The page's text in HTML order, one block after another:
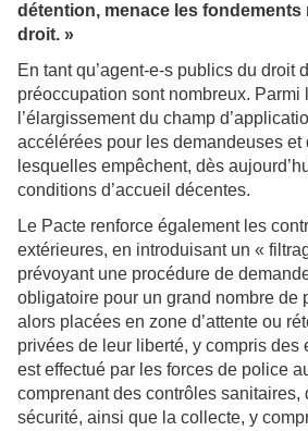
détention, menace les fondements
droit. »
En tant qu’agent-e-s publics du droit
préoccupation sont nombreux. Parmi
l’élargissement du champ
accélérées pour les demandeuses et
lesquelles empêchent, dès
conditions d’accueil décentes.
Le Pacte renforce également les
extérieures, en introduisant un «
prévoyant une procédure de
obligatoire pour un grand nombre de
alors placées en zone d’attente ou
privées de leur liberté, y compris des
est effectué par les forces de police
comprenant des contrôles sanitaires,
sécurité, ainsi que la collecte, y